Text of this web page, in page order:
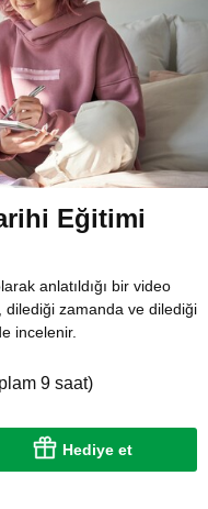
Eğitimi
anlatıldığı bir video
dilediği zamanda ve dilediği
incelenir.
9 saat)
Hediye et